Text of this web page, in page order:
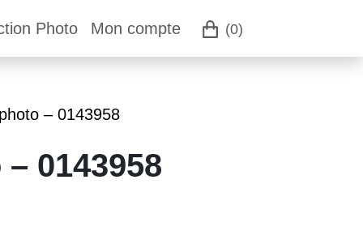
(0)
Photo Mon compte
– 0143958
0143958